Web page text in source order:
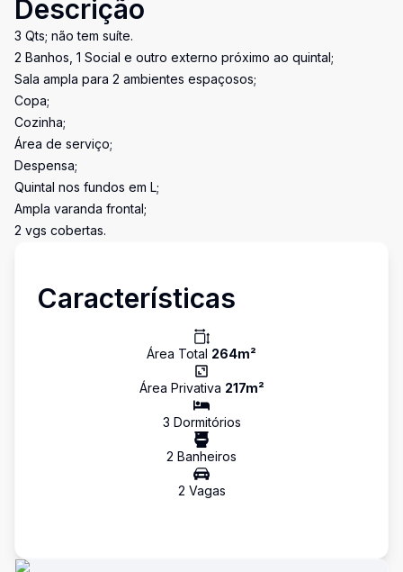
Descrição
3 Qts; não tem suíte.
2 Banhos, 1 Social e outro externo próximo ao quintal;
Sala ampla para 2 ambientes espaçosos;
Copa;
Cozinha;
Área de serviço;
Despensa;
Quintal nos fundos em L;
Ampla varanda frontal;
2 vgs cobertas.
Características
Área Total 264m²
Área Privativa 217m²
3 Dormitórios
2 Banheiros
2 Vagas